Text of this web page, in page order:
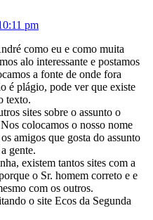
pm
como eu e como muita
alo interessante e postamos
a fonte de onde fora
é plágio, pode ver que existe
texto.
sites sobre o assunto o
colocamos o nosso nome
amigos que gosta do assunto
gente.
existem tantos sites com a
o Sr. homem correto e e
com os outros.
o site Ecos da Segunda